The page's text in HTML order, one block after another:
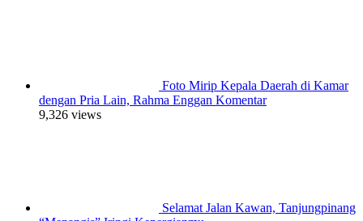
Foto Mirip Kepala Daerah di Kamar
dengan Pria Lain, Rahma Enggan Komentar
9,326 views
Selamat Jalan Kawan, Tanjungpinang